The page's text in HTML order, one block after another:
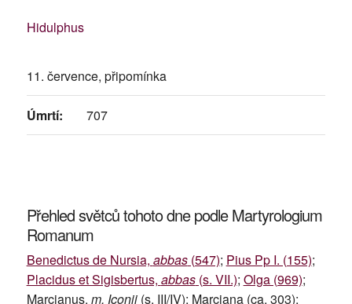
Hidulphus
11. července, připomínka
Úmrtí: 707
Přehled světců tohoto dne podle Martyrologium
Romanum
Benedictus de Nursia, abbas(547); Pius Pp I. (155);
Placidus et Sigisbertus, abbas(s. VII.); Olga (969);
Marcianus, m. Iconii(s. III/IV); Marciana (ca. 303);